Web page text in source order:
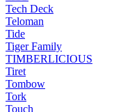
Tech Deck
Teloman
Tide
Tiger Family
TIMBERLICIOUS
Tiret
Tombow
Tork
Touch